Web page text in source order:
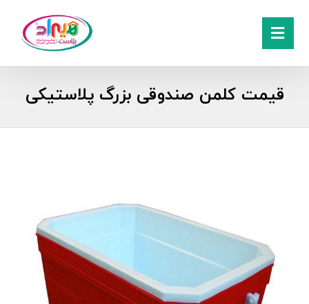
قیمت کلمن صندوقی بزرگ پلاستیکی